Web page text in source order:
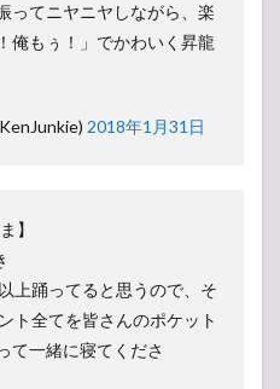
ってニヤニヤしながら、楽
俺もぅ！」でかわいく昇龍
2018年1月31日
】
上踊ってると思うので、そ
ト全てを皆さんのポケット
て一緒に寝てくださ